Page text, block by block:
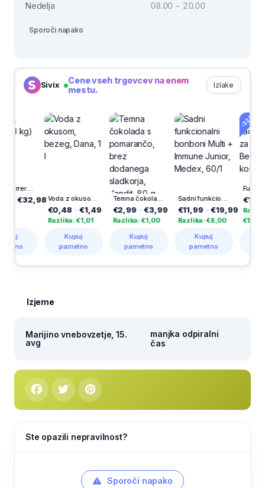
Nedelja
08.00 - 20.00
Sporoči napako
Sivix Izlake
Cene vseh trgovcev na enem
mestu.
Nutella, Ferrero (3 kg)
€32,98 Voda z okusom, bezeg, Dana, 1 l
€0,48 –€1,49
Razlika: €1,01
Kupuj
pametno
Temna čokolada s pomarančo, brez dodanega sladkorja, Kandit, 80 g
€2,99 –€3,99
Razlika: €1,00
Kupuj
pametno
Sadni funkcionalni bonboni Multi + Immune Junior, Medex, 60/1
€11,99 –€19,99
Razlika: €8,00
Kupuj
pametno
-32%
€11,99
Razlika:
€12,00
Izjeme
Marijino vnebovzetje, 15.
avg
manjka odpiralni
čas
Ste opazili nepravilnost?
Sporoči napako